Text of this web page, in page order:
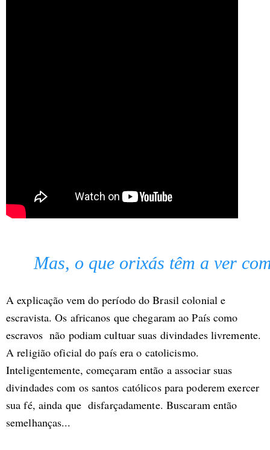
Mas, o que orixás têm a ver
A explicação vem do período do Brasil colonial e
escravista. Os africanos que chegaram ao País como
escravos não podiam cultuar suas divindades livremente.
A religião oficial do país era o catolicismo.
Inteligentemente, começaram então a associar suas
divindades com os santos católicos para poderem exercer
sua fé, ainda que disfarçadamente. Buscaram então
semelhanças...